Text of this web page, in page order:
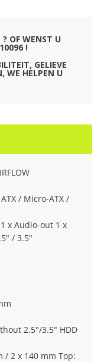
? OF WENST U
!
GELIEVE
WE HELPEN U
/ Micro-ATX /
x Audio-out 1 x
/ 3.5"
2.5"/3.5" HDD
/ 2 x 140 mm Top: